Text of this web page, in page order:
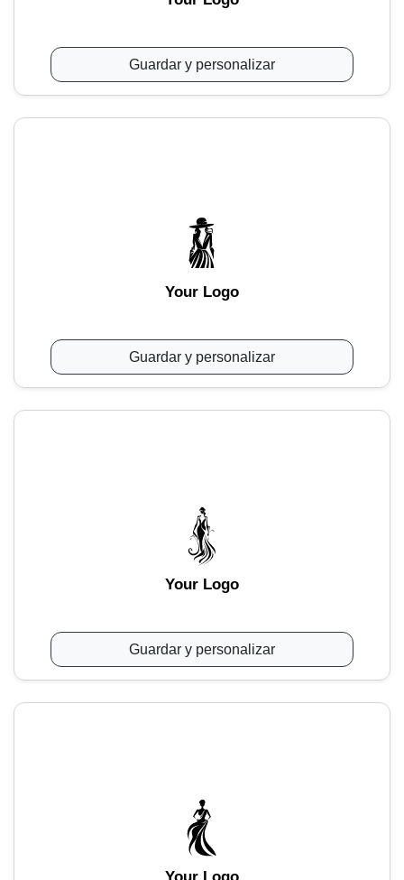
Guardar y personalizar
Your Logo
Guardar y personalizar
Your Logo
Guardar y personalizar